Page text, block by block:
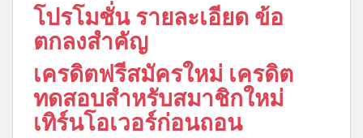
โปรโมชั่น รายละเอียด ข้อ
ตกลงสำคัญ
เครดิตฟรีสมัครใหม่ เครดิต
ทดสอบสำหรับสมาชิกใหม่
เทิร์นโอเวอร์ก่อนถอน